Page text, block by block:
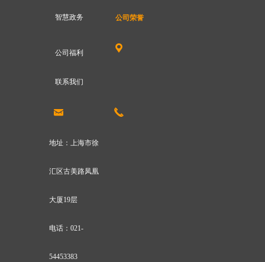
公司荣誉
智慧政务
公司福利
联系我们
地址：上海市徐
汇区古美路凤凰
大厦19层
电话：021-
54453383
끇
끅
낂